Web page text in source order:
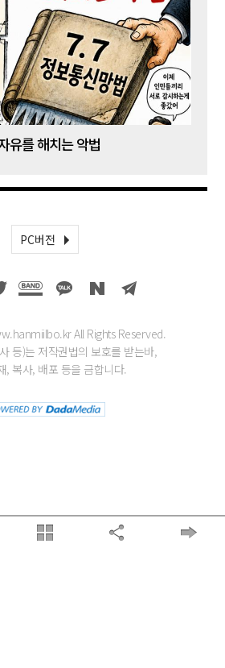
유를 해치는 악법
PC버전
All Rights Reserved.
등)는 저작권법의 보호를 받는바,
, 복사, 배포 등을 금합니다.